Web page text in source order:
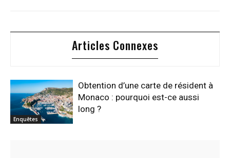
Articles Connexes
Enquêtes
Obtention d’une carte de résident à
Monaco : pourquoi est-ce aussi
long ?